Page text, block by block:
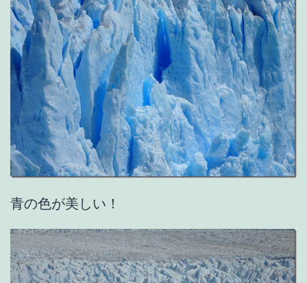
青の色が美しい！